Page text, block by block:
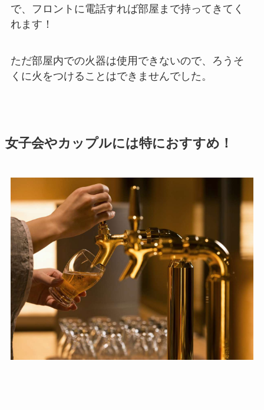
で、フロントに電話すれば部屋まで持ってきてく
れます！
ただ部屋内での火器は使用できないので、ろうそ
くに火をつけることはできませんでした。
女子会やカップルには特におすすめ！